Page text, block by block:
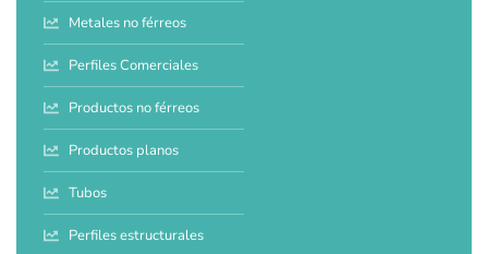
Metales no férreos
Perfiles Comerciales
Productos no férreos
Productos planos
Tubos
Perfiles estructurales